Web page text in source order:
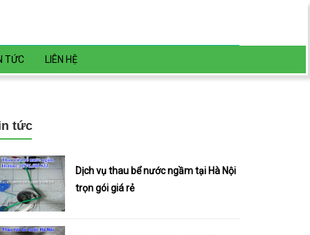
TỨC LIÊN HỆ
tức
Dịch vụ thau bể nước ngầm tại Hà Nội
trọn gói giá rẻ